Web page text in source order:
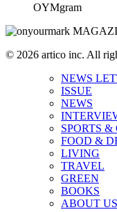
OYMgram
© 2026 artico inc. All
NEWS
ISSUE
NEWS
SPORTS
FOOD &
LIVING
TRAVEL
GREEN
BOOKS
ABOUT US